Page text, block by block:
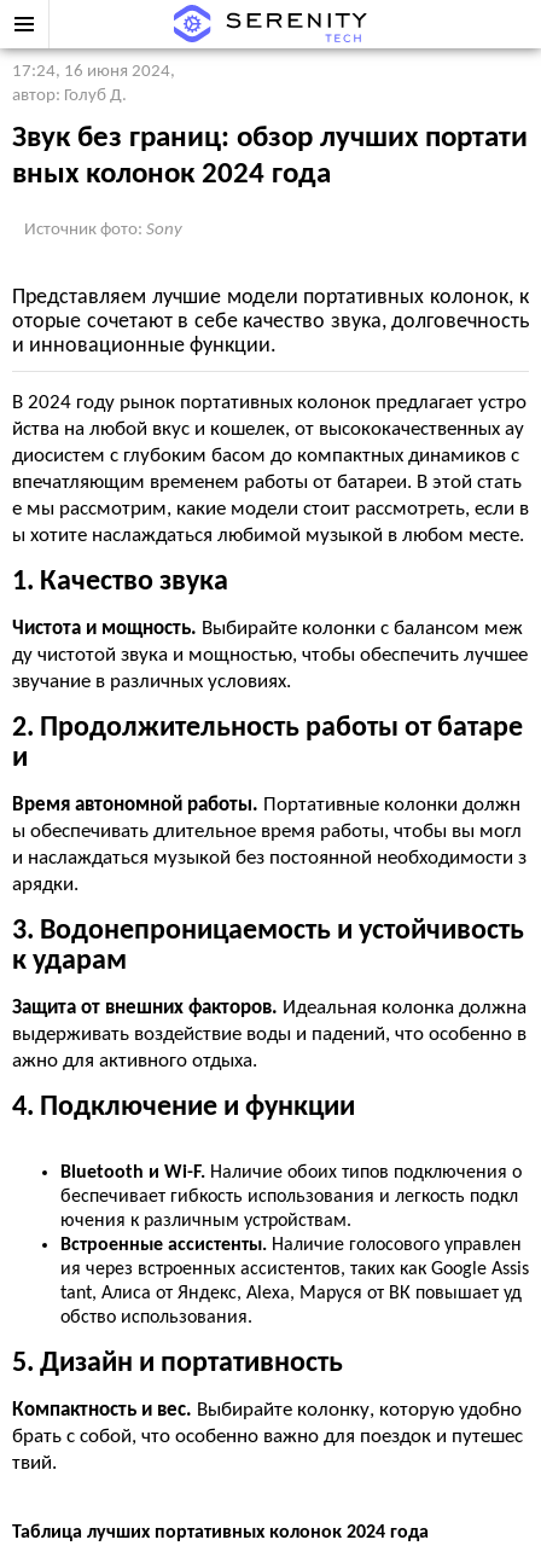
17:24, 16 июня 2024,
автор: Голуб Д.
Звук без границ: обзор лучших портати
вных колонок 2024 года
Источник фото: Sony
Представляем лучшие модели портативных колонок, к
оторые сочетают в себе качество звука, долговечность
и инновационные функции.
В 2024 году рынок портативных колонок предлагает устро
йства на любой вкус и кошелек, от высококачественных ау
диосистем с глубоким басом до компактных динамиков с
впечатляющим временем работы от батареи. В этой стать
е мы рассмотрим, какие модели стоит рассмотреть, если в
ы хотите наслаждаться любимой музыкой в любом месте.
1. Качество звука
Чистота и мощность. Выбирайте колонки с балансом меж
ду чистотой звука и мощностью, чтобы обеспечить лучшее
звучание в различных условиях.
2. Продолжительность работы от батаре
и
Время автономной работы. Портативные колонки должн
ы обеспечивать длительное время работы, чтобы вы могл
и наслаждаться музыкой без постоянной необходимости з
арядки.
3. Водонепроницаемость и устойчивость
к ударам
Защита от внешних факторов. Идеальная колонка должна
выдерживать воздействие воды и падений, что особенно в
ажно для активного отдыха.
4. Подключение и функции
Bluetooth и Wi-F. Наличие обоих типов подключения о
беспечивает гибкость использования и легкость подкл
ючения к различным устройствам.
Встроенные ассистенты. Наличие голосового управлен
ия через встроенных ассистентов, таких как Google Assis
tant, Алиса от Яндекс, Alexa, Маруся от ВК повышает уд
обство использования.
5. Дизайн и портативность
Компактность и вес. Выбирайте колонку, которую удобно
брать с собой, что особенно важно для поездок и путешес
твий.
Таблица лучших портативных колонок 2024 года